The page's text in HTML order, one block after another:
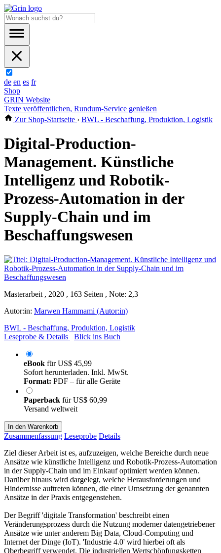
de en es fr
Shop
GRIN Website
Texte veröffentlichen, Rundum-Service genießen
Zur Shop-Startseite › BWL - Beschaffung, Produktion, Logistik
Digital-Production-
Management. Künstliche
Intelligenz und Robotik-
Prozess-Automation in der
Supply-Chain und im
Beschaffungswesen
Masterarbeit , 2020 , 163 Seiten , Note: 2,3
Autor:in: Marwen Hammami (Autor:in)
BWL - Beschaffung, Produktion, Logistik
Leseprobe & Details
Blick ins Buch
eBook fürUS$ 45,99
Sofort herunterladen. Inkl. MwSt.
Format: PDF – für alle Geräte
Paperback fürUS$ 60,99
Versand weltweit
In den Warenkorb
Zusammenfassung Leseprobe Details
Ziel dieser Arbeit ist es, aufzuzeigen, welche Bereiche durch neue
Ansätze wie künstliche Intelligenz und Robotik-Prozess-Automation
in der Supply-Chain und im Einkauf optimiert werden können.
Darüber hinaus wird dargelegt, welche Herausforderungen und
Hindernisse auftreten können, die einer Umsetzung der genannten
Ansätze in der Praxis entgegenstehen.
Der Begriff 'digitale Transformation' beschreibt einen
Veränderungsprozess durch die Nutzung moderner datengetriebener
Ansätze wie unter anderem Big Data, Cloud-Computing und
Internet der Dinge (IoT). 'Industrie 4.0' wird hierbei oft als
Oberbegriff verwendet. Die industriellen Wertschöpfungsketten